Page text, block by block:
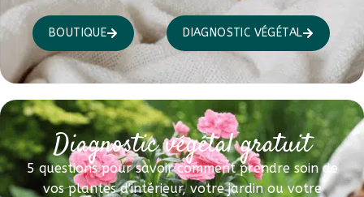
BOUTIQUE DIAGNOSTIC VÉGÉTAL
Diagnostic végétal gratuit
5 questions pour savoir comment prendre soin de
vos plantes d'intérieur, votre jardin ou votre